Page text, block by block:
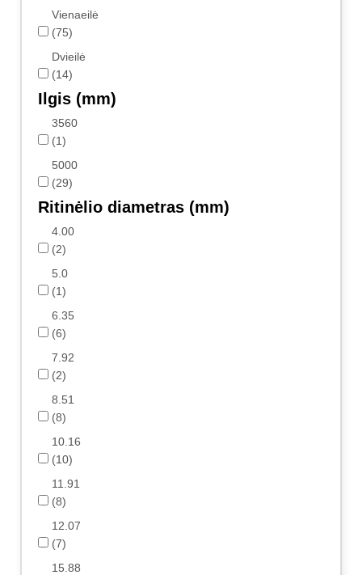
Vienaeilė
(75)
Dvieilė
(14)
Ilgis (mm)
3560
(1)
5000
(29)
Ritinėlio diametras (mm)
4.00
(2)
5.0
(1)
6.35
(6)
7.92
(2)
8.51
(8)
10.16
(10)
11.91
(8)
12.07
(7)
15.88